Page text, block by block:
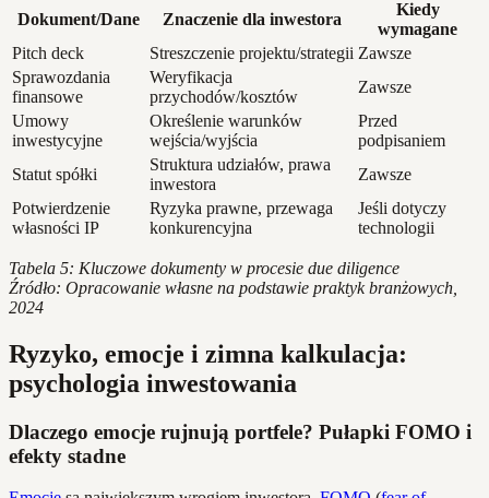
Dokument/Dane Znaczenie dla inwestora
Kiedy
wymagane
Pitch deck
Streszczenie projektu/strategii Zawsze
Sprawozdania
finansowe
Weryfikacja
przychodów/kosztów
Zawsze
Umowy
inwestycyjne
Określenie warunków
wejścia/wyjścia
Przed
podpisaniem
Statut spółki
Struktura udziałów, prawa
inwestora
Zawsze
Potwierdzenie
własności IP
Ryzyka prawne, przewaga
konkurencyjna
Jeśli dotyczy
technologii
Tabela 5: Kluczowe dokumenty w procesie due diligence
Źródło: Opracowanie własne na podstawie praktyk branżowych,
2024
Ryzyko, emocje i zimna kalkulacja:
psychologia inwestowania
Dlaczego emocje rujnują portfele? Pułapki FOMO i
efekty stadne